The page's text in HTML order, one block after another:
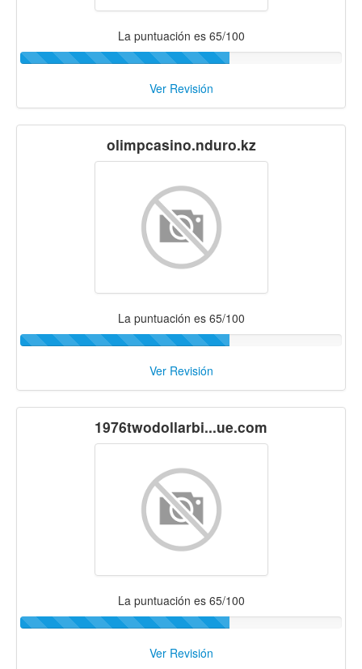
La puntuación es 65/100
Ver Revisión
olimpcasino.nduro.kz
La puntuación es 65/100
Ver Revisión
1976twodollarbi...ue.com
La puntuación es 65/100
Ver Revisión